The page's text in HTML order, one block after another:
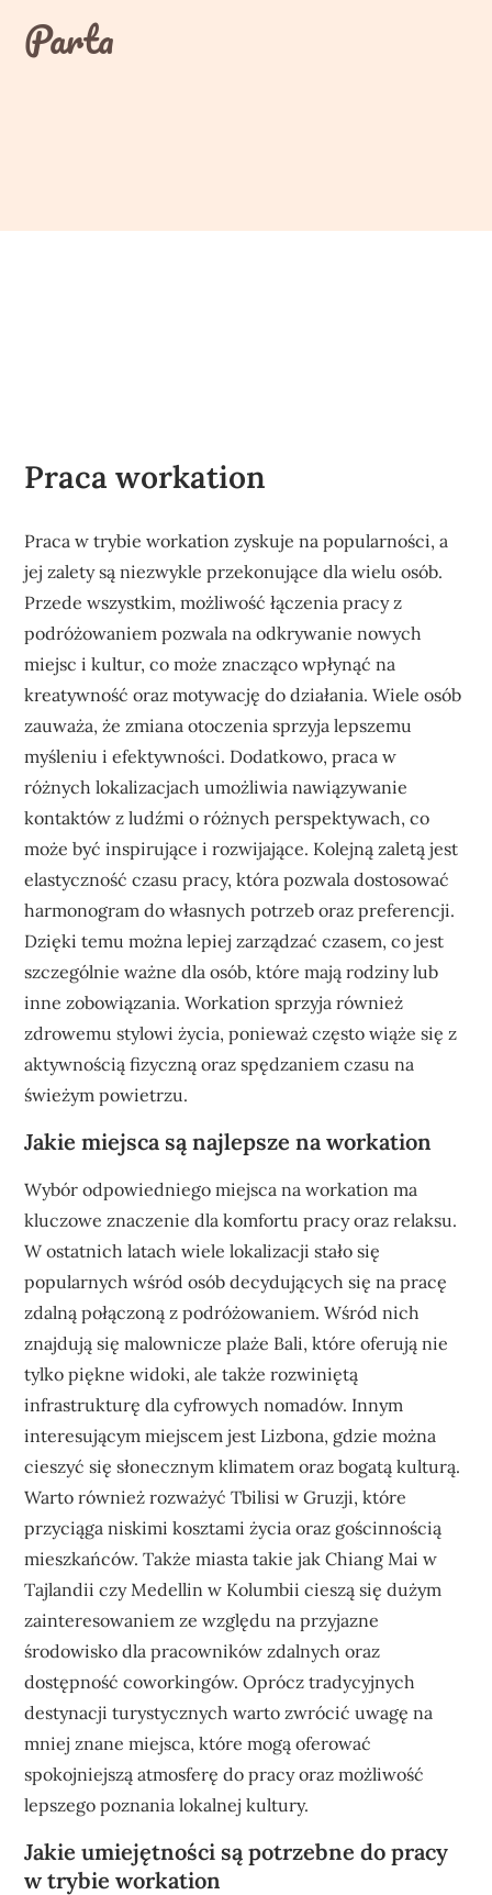
contentParta
Praca workation
Praca w trybie workation zyskuje na popularności, a
jej zalety są niezwykle przekonujące dla wielu osób.
Przede wszystkim, możliwość łączenia pracy z
podróżowaniem pozwala na odkrywanie nowych
miejsc i kultur, co może znacząco wpłynąć na
kreatywność oraz motywację do działania. Wiele osób
zauważa, że zmiana otoczenia sprzyja lepszemu
myśleniu i efektywności. Dodatkowo, praca w
różnych lokalizacjach umożliwia nawiązywanie
kontaktów z ludźmi o różnych perspektywach, co
może być inspirujące i rozwijające. Kolejną zaletą jest
elastyczność czasu pracy, która pozwala dostosować
harmonogram do własnych potrzeb oraz preferencji.
Dzięki temu można lepiej zarządzać czasem, co jest
szczególnie ważne dla osób, które mają rodziny lub
inne zobowiązania. Workation sprzyja również
zdrowemu stylowi życia, ponieważ często wiąże się z
aktywnością fizyczną oraz spędzaniem czasu na
świeżym powietrzu.
Jakie miejsca są najlepsze na workation
Wybór odpowiedniego miejsca na workation ma
kluczowe znaczenie dla komfortu pracy oraz relaksu.
W ostatnich latach wiele lokalizacji stało się
popularnych wśród osób decydujących się na pracę
zdalną połączoną z podróżowaniem. Wśród nich
znajdują się malownicze plaże Bali, które oferują nie
tylko piękne widoki, ale także rozwiniętą
infrastrukturę dla cyfrowych nomadów. Innym
interesującym miejscem jest Lizbona, gdzie można
cieszyć się słonecznym klimatem oraz bogatą kulturą.
Warto również rozważyć Tbilisi w Gruzji, które
przyciąga niskimi kosztami życia oraz gościnnością
mieszkańców. Także miasta takie jak Chiang Mai w
Tajlandii czy Medellin w Kolumbii cieszą się dużym
zainteresowaniem ze względu na przyjazne
środowisko dla pracowników zdalnych oraz
dostępność coworkingów. Oprócz tradycyjnych
destynacji turystycznych warto zwrócić uwagę na
mniej znane miejsca, które mogą oferować
spokojniejszą atmosferę do pracy oraz możliwość
lepszego poznania lokalnej kultury.
Jakie umiejętności są potrzebne do pracy
w trybie workation